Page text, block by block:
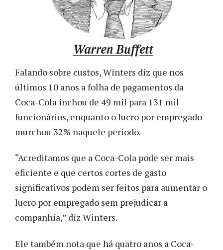
Falando sobre custos, Winters diz que nos
últimos 10 anos a folha de pagamentos da
Coca-Cola inchou de 49 mil para 131 mil
funcionários, enquanto o lucro por empregado
murchou 32% naquele período.
“Acreditamos que a Coca-Cola pode ser mais
eficiente e que certos cortes de gasto
significativos podem ser feitos para aumentar o
lucro por empregado sem prejudicar a
companhia,” diz Winters.
Ele também nota que há quatro anos a Coca-